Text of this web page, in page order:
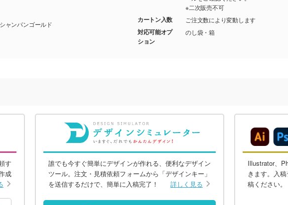
ブラック/ ホワイト/ ピンク/ ライトブルー/ シャンパンゴールド
※二次販売不可
カートン入数 ご注文数により変動します
対応可能オプ
ション
のし袋・箱
す
成
誰でも今すぐ簡単にデザインが作れる、便利なデザイン
ツール。注文・見積依頼フォームから「デザインキー」
を送信するだけで、簡単に入稿完了！
詳しく見る
Illustrator、
きます。入
稿ください。